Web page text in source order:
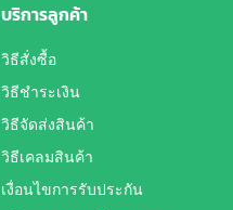
บริการลูกค้า
วิธีสั่งซื้อ
วิธีชำระเงิน
วิธีจัดส่งสินค้า
วิธีเคลมสินค้า
เงื่อนไขการรับประกัน